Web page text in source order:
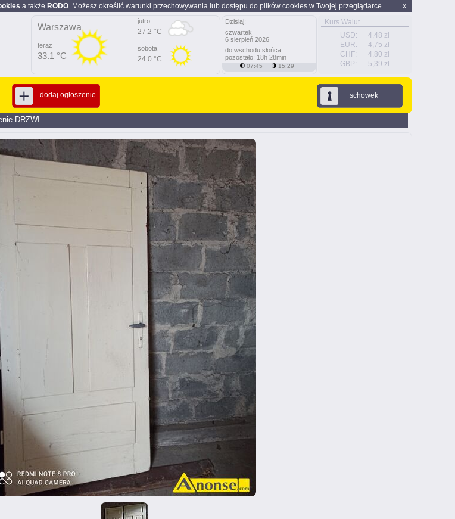
x
a także RODO. Możesz określić warunki przechowywania lub dostępu do plików cookies w Twojej przeglądarce.
Kurs Walut
USD:
4,48 zł
EUR:
4,75 zł
CHF:
4,80 zł
GBP:
5,39 zł
Warszawa
teraz
33.1 °C
jutro
27.2 °C
sobota
24.0 °C
Dzisiaj:
czwartek
6 sierpień 2026
do wschodu słońca
pozostało: 18h 28min
07:45 15:29
schowek
dodaj ogłoszenie
DRZWI